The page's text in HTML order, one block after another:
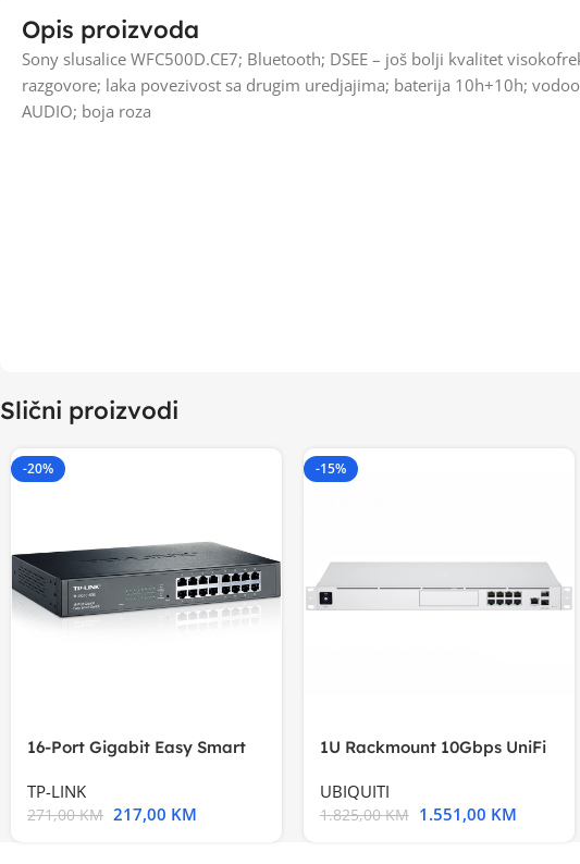
Opis proizvoda
Sony slusalice WFC500D.CE7; Bluetooth; DSEE – još bolji kvalitet
razgovore; laka povezivost sa drugim uredjajima; baterija 10h+10h;
AUDIO; boja roza
Slični proizvodi
-20%
16-Port Gigabit Easy Smart
TP-LINK
271,00KM 217,00 KM
-15%
1U Rackmount 10Gbps UniFi
UBIQUITI
1.825,00KM 1.551,00 KM